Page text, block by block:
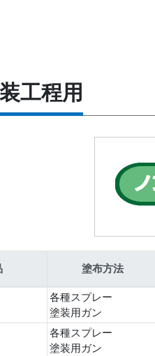
工程用
塗布方法
各種スプレー
塗装用ガン
各種スプレー
塗装用ガン